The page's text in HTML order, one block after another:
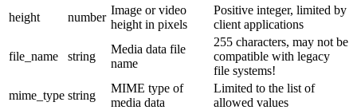
height
number
Image or video
height in pixels
Positive integer, limited by
client applications
file_name string
Media data file
name
255 characters, may not be
compatible with legacy
file systems!
mime_type string
MIME type of
media data
Limited to the list of
allowed values